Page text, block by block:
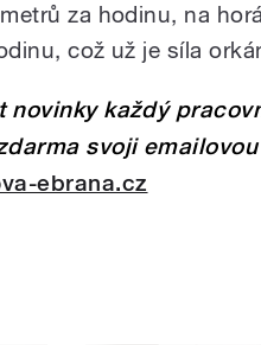
za hodinu, na
což už je síla
novinky každý
svoji
ebrana.cz